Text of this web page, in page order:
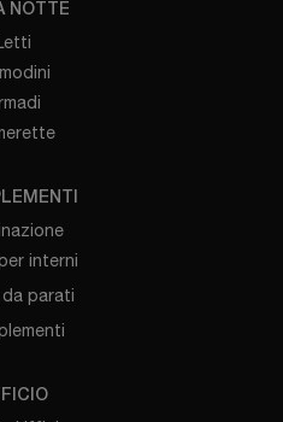
NOTTE
interni
parati